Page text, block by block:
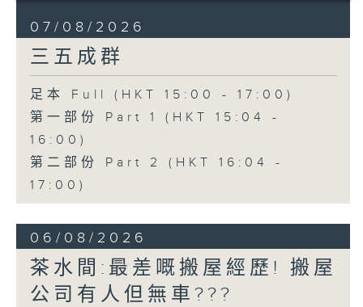
07/08/2026
三五成群
足本 Full (HKT 15:00 - 17:00)
第一部份 Part 1 (HKT 15:04 -
16:00)
第二部份 Part 2 (HKT 16:04 -
17:00)
06/08/2026
茶水間:最差嘅搬屋經歷! 搬屋
公司有人但無車???